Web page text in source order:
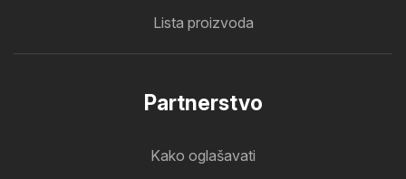
Lista proizvoda
Partnerstvo
Kako oglašavati